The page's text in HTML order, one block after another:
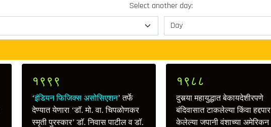
Select another day:
१९९९
‘इंडियन फिजिक्स असोसिएशन’ तर्फे
देण्यात येणारा ‘डॉ. मो. वा. चिपळोणकर
स्मृती पुरस्कार’ डॉ. निवास पाटील व डॉ.
१९८८
दुसर्‍या महायुद्धात बेकायदेशीरपणे
बंदिवासात टाकलेल्या किंवा हद्दपार
केलेल्या जपानी वंशाच्या अमेरिकन